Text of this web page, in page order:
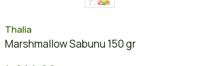
Thalia
Marshmallow Sabunu 150 gr